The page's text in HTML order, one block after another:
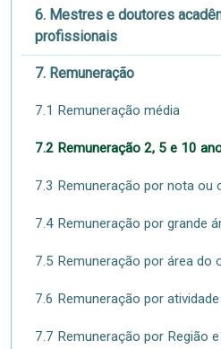
6. Mestres e doutores
profissionais
7. Remuneração
7.1 Remuneração média
7.2 Remuneração 2, 5 e 10
7.3 Remuneração por nota ou
7.4 Remuneração por grande
7.5 Remuneração por área do
7.6 Remuneração por
7.7 Remuneração por Região e